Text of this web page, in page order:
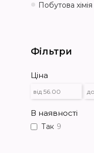
Побутова хімія
Фільтри
Ціна
В наявності
Так 9